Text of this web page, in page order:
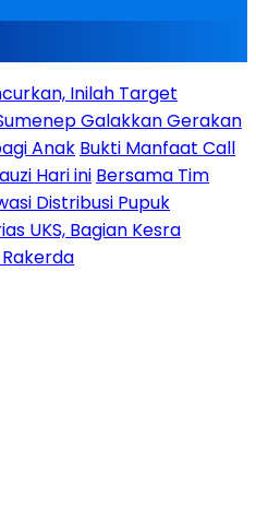
Inilah Target
Galakkan Gerakan
Anak Bukti Manfaat Call
Hari ini Bersama Tim
Distribusi Pupuk
UKS, Bagian Kesra